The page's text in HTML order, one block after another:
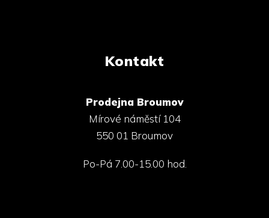
Kontakt
Prodejna Broumov
Mírové náměstí 104
550 01 Broumov
Po-Pá 7.00-15.00 hod.